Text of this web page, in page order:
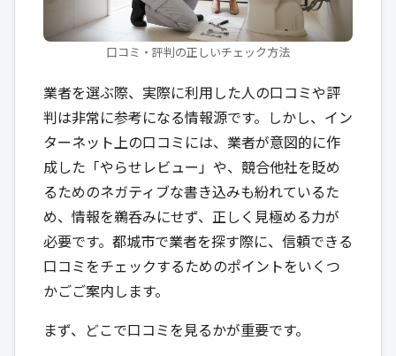
口コミ・評判の正しいチェック方法
業者を選ぶ際、実際に利用した人の口コミや評
判は非常に参考になる情報源です。しかし、イン
ターネット上の口コミには、業者が意図的に作
成した「やらせレビュー」や、競合他社を貶め
るためのネガティブな書き込みも紛れているた
め、情報を鵜呑みにせず、正しく見極める力が
必要です。都城市で業者を探す際に、信頼できる
口コミをチェックするためのポイントをいくつ
かごご案内します。
まず、どこで口コミを見るかが重要です。